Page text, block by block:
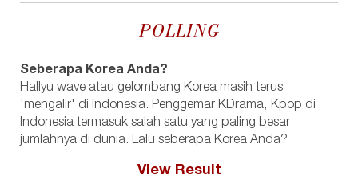
POLLING
Seberapa Korea Anda?
Hallyu wave atau gelombang Korea masih terus
'mengalir' di Indonesia. Penggemar KDrama, Kpop di
Indonesia termasuk salah satu yang paling besar
jumlahnya di dunia. Lalu seberapa Korea Anda?
View Result